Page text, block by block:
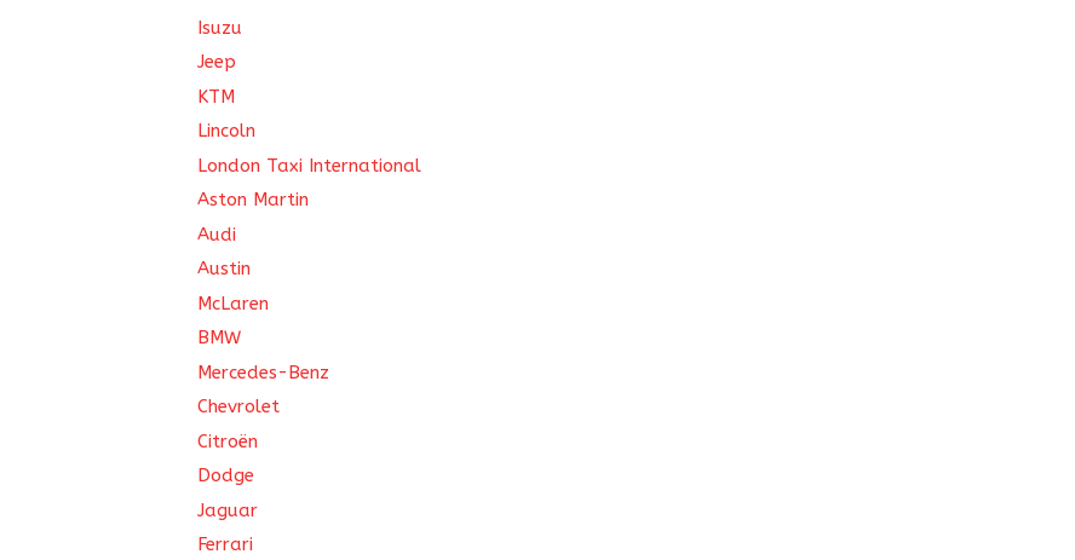
Isuzu
Jeep
KTM
Lincoln
London Taxi International
Aston Martin
Audi
Austin
McLaren
BMW
Mercedes-Benz
Chevrolet
Citroën
Dodge
Jaguar
Ferrari